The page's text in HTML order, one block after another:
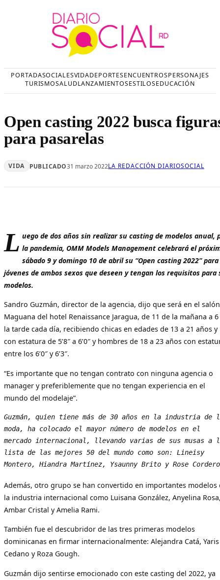
PORTADASOCIALESVIDADEPORTESENCUENTROSPERSONAJES
TURISMOSALUDLANZAMIENTOSESTILOSEDUCACIÓN
Open casting 2022 busca
para pasarelas
VIDA PUBLICADO31 marzo 2022LA REDACCIÓN DIARIOSOCIAL
L uego de dos años sin realizar su casting de modelos anual,
la pandemia, OMM Models Management celebrará el
sábado 9 y domingo 10 de abril su “Open casting 2022” para
jóvenes de ambos sexos que deseen y tengan los requisitos para
modelos.
Sandro Guzmán, director de la agencia, dijo que será en el salón
Maguana del hotel Renaissance Jaragua, de 11 de la mañana a
la tarde cada día, recibiendo chicas en edades de 13 a 21 años y
con estatura de 5’8″ a 6’0″ y hombres de 18 a 23 años con
entre los 6’0″ y 6’3″.
“Es importante que no tengan contrato con ninguna agencia o
manager y preferiblemente que no tengan experiencia en el
mundo del modelaje”.
Guzmán, quien tiene más de 30 años en la industria de
moda, ha colocado el mayor número de modelos en el
mercado internacional, llevando varias de sus musas a
lista de las mejores 50 del mundo como son: Lineisy
Montero, Hiandra Martínez, Ysaunny Brito y Rose
Además, otro grupo se han convertido en importantes modelos
la industria internacional como Luisana González, Anyelina
Ambar Cristal y Amelia Rami.
También fue el descubridor de las tres primeras modelos
dominicanas en firmar internacionalmente: Alejandra Catá, Yaris
Cedano y Roza Gough.
Guzmán dijo sentirse emocionado con este casting del 2022, ya